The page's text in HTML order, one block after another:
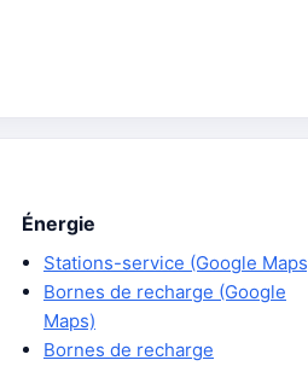
Énergie
Stations-service (Google
Bornes de recharge (Google
Maps)
Bornes de recharge